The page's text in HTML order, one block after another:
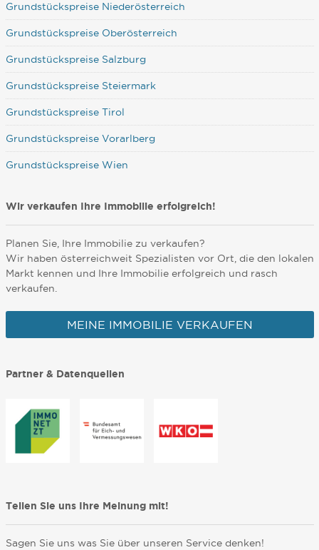
Grundstückspreise Niederösterreich
Grundstückspreise Oberösterreich
Grundstückspreise Salzburg
Grundstückspreise Steiermark
Grundstückspreise Tirol
Grundstückspreise Vorarlberg
Grundstückspreise Wien
Wir verkaufen Ihre Immobilie erfolgreich!
Planen Sie, Ihre Immobilie zu verkaufen?
Wir haben österreichweit Spezialisten vor Ort, die den lokalen
Markt kennen und Ihre Immobilie erfolgreich und rasch
verkaufen.
MEINE IMMOBILIE VERKAUFEN
Partner & Datenquellen
Teilen Sie uns Ihre Meinung mit!
Sagen Sie uns was Sie über unseren Service denken!